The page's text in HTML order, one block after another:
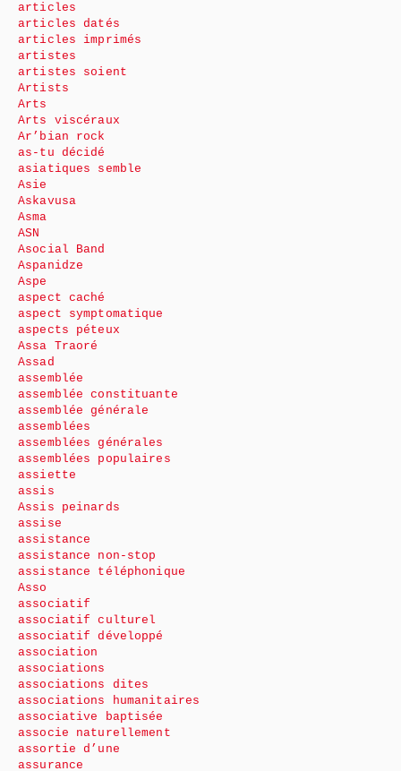
articles
articles datés
articles imprimés
artistes
artistes soient
Artists
Arts
Arts viscéraux
Ar’bian rock
as-tu décidé
asiatiques semble
Asie
Askavusa
Asma
ASN
Asocial Band
Aspanidze
Aspe
aspect caché
aspect symptomatique
aspects péteux
Assa Traoré
Assad
assemblée
assemblée constituante
assemblée générale
assemblées
assemblées générales
assemblées populaires
assiette
assis
Assis peinards
assise
assistance
assistance non-stop
assistance téléphonique
Asso
associatif
associatif culturel
associatif développé
association
associations
associations dites
associations humanitaires
associative baptisée
associe naturellement
assortie d’une
assurance